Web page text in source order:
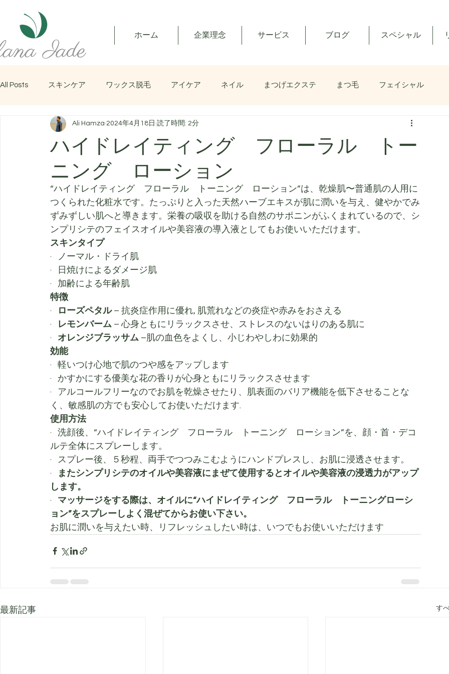
ホーム 企業理念 サービス ブログ スペシャル
All Posts スキンケア ワックス脱毛 アイケア ネイル まつげエクステ まつ毛 フェイシャル
マッサージ
ハイドレイティング フローラル トー
ニング ローション
Ali Hamza 2024年4月18日 読了時間: 2分
“ハイドレイティング　フローラル　トーニング　ローション”は、乾燥肌〜普通肌の人用に
つくられた化粧水です。たっぷりと入った天然ハーブエキスが肌に潤いを与え、健やかでみ
ずみずしい肌へと導きます。栄養の吸収を助ける自然のサポニンがふくまれているので、シ
ンプリシテのフェイスオイルや美容液の導入液としてもお使いいただけます。
スキンタイプ
·   ノーマル・ドライ肌
·   日焼けによるダメージ肌
·   加齢による年齢肌
特徴
·
ローズペタル – 抗炎症作用に優れ, 肌荒れなどの炎症や赤みをおさえる
·
レモンバーム – 心身ともにリラックスさせ、ストレスのないはりのある肌に
· オレンジブラッサム –肌の血色をよくし、小じわやしわに効果的
効能
·   軽いつけ心地で肌のつや感をアップします
·   かすかにする優美な花の香りが心身ともにリラックスさせます
·   アルコールフリーなのでお肌を乾燥させたり、肌表面のバリア機能を低下させることな
く、敏感肌の方でも安心してお使いただけます.
使用方法
·   洗顔後、“ハイドレイティング　フローラル　トーニング　ローション”を、顔・首・デコ
ルテ全体にスプレーします。
·   スプレー後、５秒程、両手でつつみこむようにハンドプレスし、お肌に浸透させます。
·
またシンプリシテのオイルや美容液にまぜて使用するとオイルや美容液の浸透力がアップ
します。
· マッサージをする際は、オイルに“ハイドレイティング　フローラル　トーニングローシ
ョン”をスプレーしよく混ぜてからお使い下さい。
お肌に潤いを与えたい時、リフレッシュしたい時は、いつでもお使いいただけます
最新記事 す